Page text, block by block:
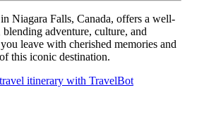
Niagara Falls, Canada, offers a well-
adventure, culture, and
leave with cherished memories and
this iconic destination.
itinerary with TravelBot